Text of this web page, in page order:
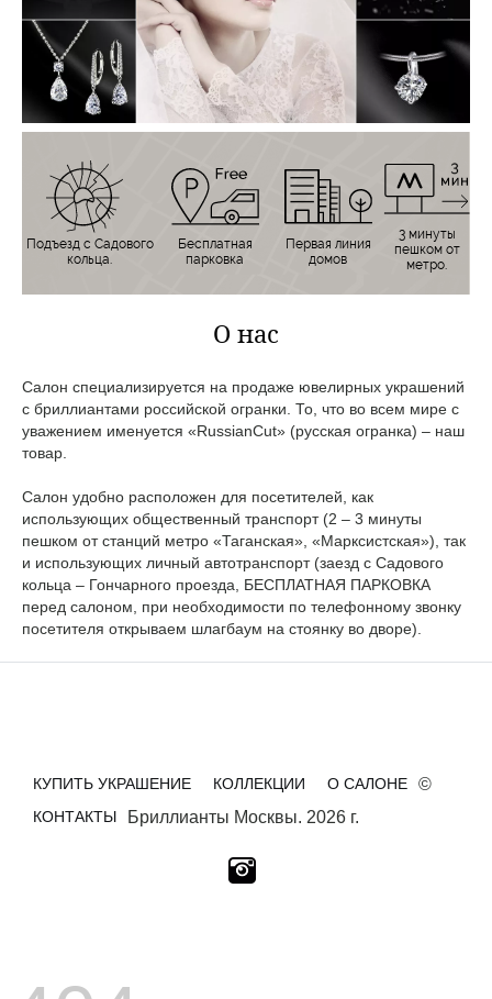
Подъезд с Садового
кольца.
Бесплатная
парковка
Первая линия
домов
3 минуты
пешком от
метро.
О нас
Салон специализируется на продаже ювелирных украшений
с бриллиантами российской огранки. То, что во всем мире с
уважением именуется «RussianCut» (русская огранка) – наш
товар.
Салон удобно расположен для посетителей, как
использующих общественный транспорт (2 – 3 минуты
пешком от станций метро «Таганская», «Марксистская»), так
и использующих личный автотранспорт (заезд с Садового
кольца – Гончарного проезда, БЕСПЛАТНАЯ ПАРКОВКА
перед салоном, при необходимости по телефонному звонку
посетителя открываем шлагбаум на стоянку во дворе).
КУПИТЬ УКРАШЕНИЕ КОЛЛЕКЦИИ
О САЛОНЕ
КОНТАКТЫ
©
Бриллианты Москвы. 2026 г.